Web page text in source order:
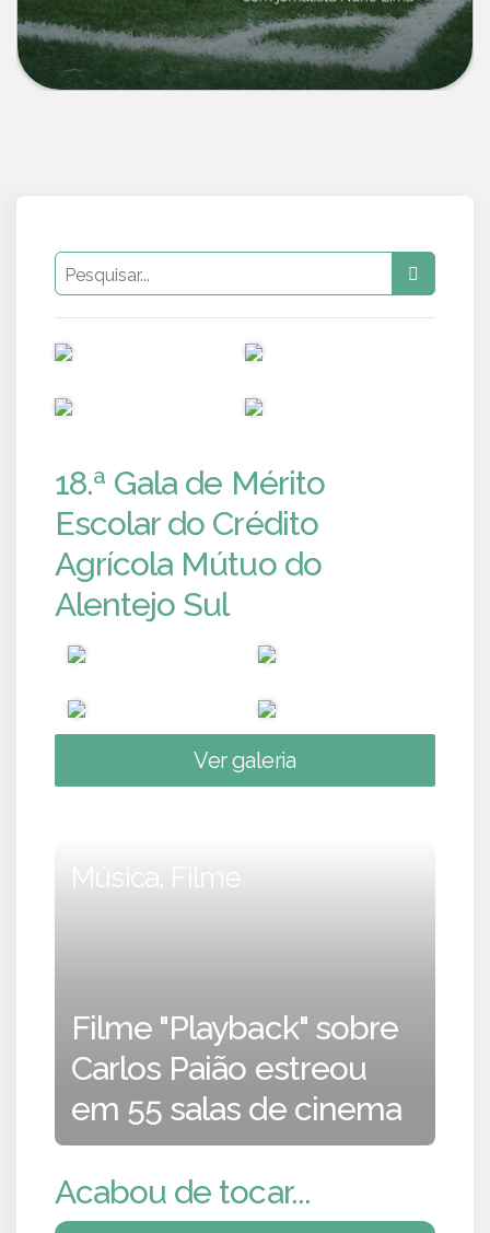
18.ª Gala de Mérito
Escolar do Crédito
Agrícola Mútuo do
Alentejo Sul
Ver galeria
Música, Filme
Filme "Playback" sobre
Carlos Paião estreou
em 55 salas de cinema
Acabou de tocar...